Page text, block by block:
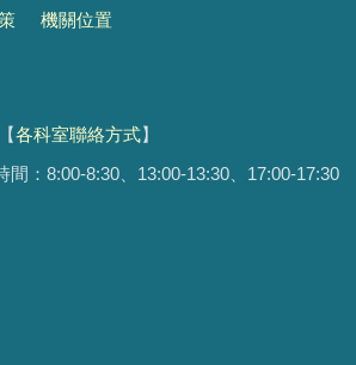
機關位置
【各科室聯絡方式】
：8:00-8:30、13:00-13:30、17:00-17:30